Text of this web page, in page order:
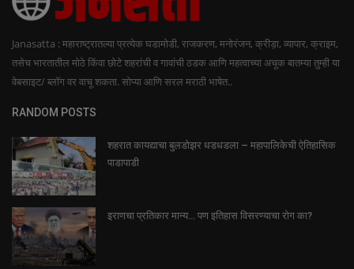
Janasatta : महाराष्ट्रातल्या प्रत्येक घडामोडी, राजकरण, मनोरंजन, क्रीड़ा, व्यापार, क्राइम,
तसेच भारतातील मोठे किंवा छोटे शहरांची व गावांची ठडक आणि महत्वाच्या अचूक बातम्या तुम्ही या
वेबसाइट/ ब्लॉग वर वाचू शकता. सोप्या आणि सरल मराठी भाषेत..
RANDOM POSTS
शहरात कायद्याचा बुलडोझर धडधडला – महापालिकेची ऐतिहासिक
पाडापाडी
इराणचा प्रतिकार मान्य… पण इतिहास विसरण्याचा रोग का?